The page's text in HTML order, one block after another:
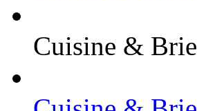
Cuisine & Brie